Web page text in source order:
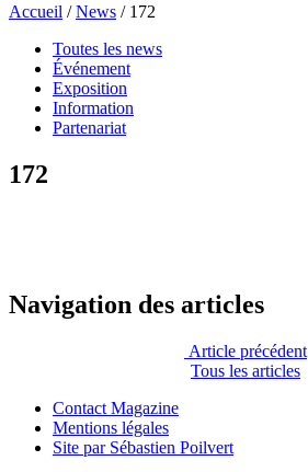
Accueil /News / 172
Toutes les news
Événement
Exposition
Information
Partenariat
172
Navigation des articles
Article précédent
Tous les articles
Contact Magazine
Mentions légales
Site par Sébastien Poilvert